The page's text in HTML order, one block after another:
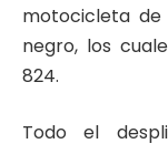
motocicleta de
negro, los
824.
Todo el